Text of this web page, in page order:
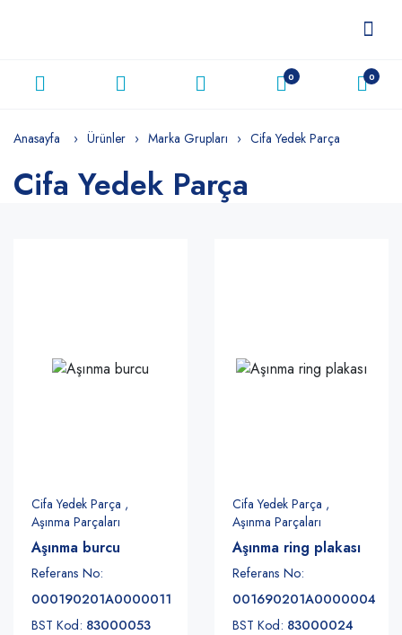
0 0
Anasayfa Ürünler Marka Grupları Cifa Yedek Parça
Cifa Yedek Parça
Cifa Yedek Parça ,
Aşınma Parçaları
Aşınma burcu
Referans No:
000190201A0000011
BST Kod: 83000053
Cifa Yedek Parça ,
Aşınma Parçaları
Aşınma ring plakası
Referans No:
001690201A0000004
BST Kod: 83000024